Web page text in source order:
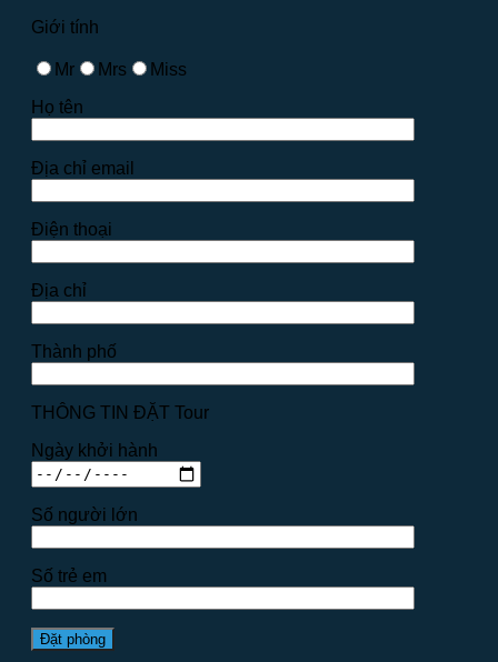
Giới tính
Mr Mrs
Miss
Họ tên
Địa chỉ email
Điện thoại
Địa chỉ
Thành phố
THÔNG TIN ĐẶT Tour
Ngày khởi hành
Số người lớn
Số trẻ em